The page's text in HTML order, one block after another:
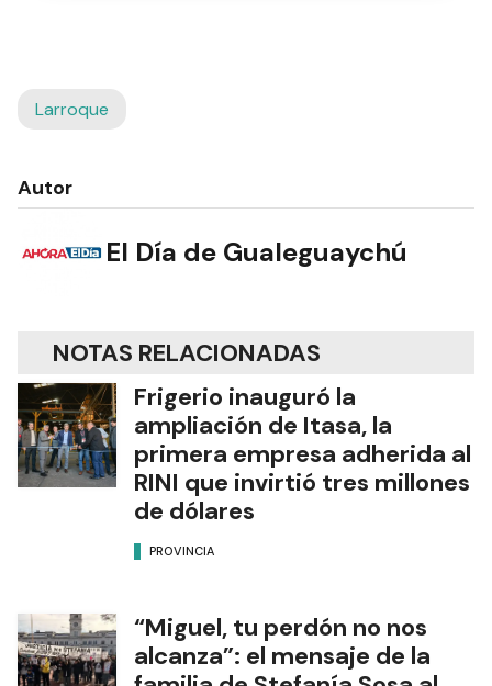
Larroque
Autor
El Día de Gualeguaychú
NOTAS RELACIONADAS
Frigerio inauguró la
ampliación de Itasa, la
primera empresa adherida al
RINI que invirtió tres millones
de dólares
PROVINCIA
“Miguel, tu perdón no nos
alcanza”: el mensaje de la